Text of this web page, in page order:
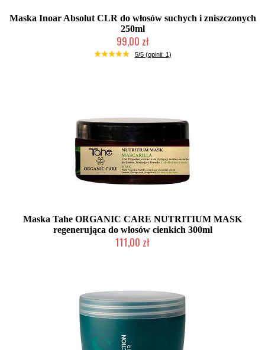
Maska Inoar Absolut CLR do włosów suchych i zniszczonych
250ml
99,00 zł
Duża ilość (wysyłka w 24h)
5/5 (opinii: 1)
Maska Tahe ORGANIC CARE NUTRITIUM MASK
regenerująca do włosów cienkich 300ml
111,00 zł